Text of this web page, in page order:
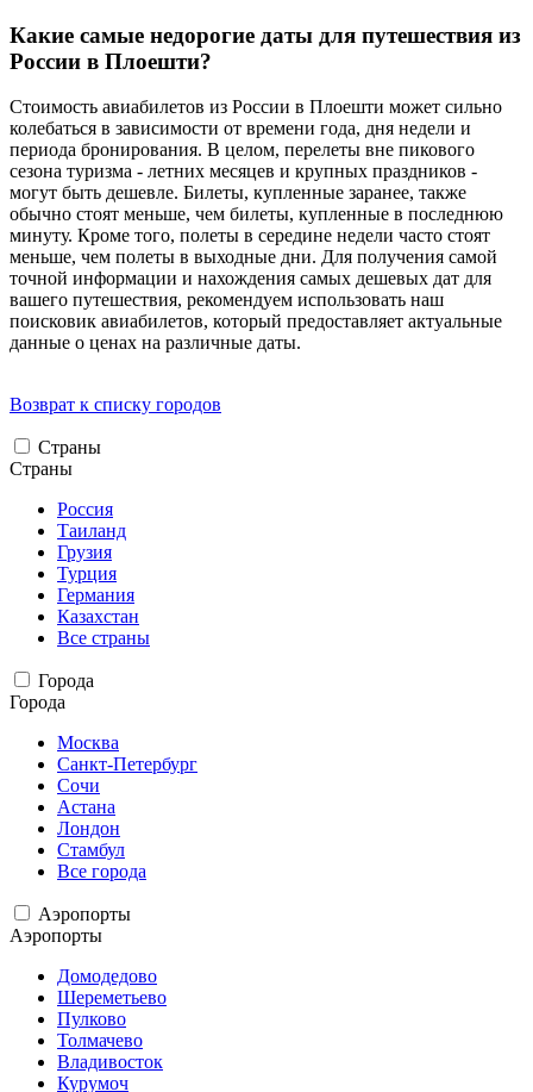
Какие самые недорогие даты для путешествия из
России в Плоешти?
Стоимость авиабилетов из России в Плоешти может сильно
колебаться в зависимости от времени года, дня недели и
периода бронирования. В целом, перелеты вне пикового
сезона туризма - летних месяцев и крупных праздников -
могут быть дешевле. Билеты, купленные заранее, также
обычно стоят меньше, чем билеты, купленные в последнюю
минуту. Кроме того, полеты в середине недели часто стоят
меньше, чем полеты в выходные дни. Для получения самой
точной информации и нахождения самых дешевых дат для
вашего путешествия, рекомендуем использовать наш
поисковик авиабилетов, который предоставляет актуальные
данные о ценах на различные даты.
Возврат к списку городов
Страны
Страны
Россия
Таиланд
Грузия
Турция
Германия
Казахстан
Все страны
Города
Города
Москва
Санкт-Петербург
Сочи
Астана
Лондон
Стамбул
Все города
Аэропорты
Аэропорты
Домодедово
Шереметьево
Пулково
Толмачево
Владивосток
Курумоч